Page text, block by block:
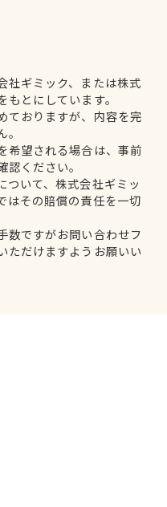
社ギミック、または株式
とにしています。
ておりますが、内容を完
希望される場合は、事前
ください。
ついて、株式会社ギミッ
はその賠償の責任を一切
数ですがお問い合わせフ
ただけますようお願いい